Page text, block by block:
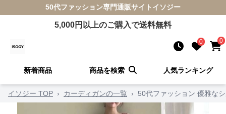
50代ファッション専門通販サイト イソジー
5,000円以上のご購入で送料無料
0 0
新着商品 商品を検索 人気ランキング
イソジー TOP › カーディガンの一覧 › 50代ファッション 優雅な